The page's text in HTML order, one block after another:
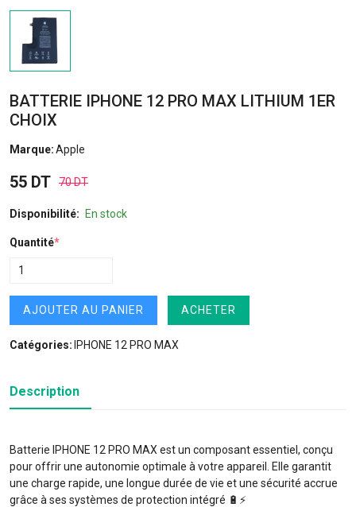
BATTERIE IPHONE 12 PRO MAX LITHIUM 1ER
CHOIX
Marque:Apple
55 DT 70 DT
Disponibilité: En stock
Quantité*
AJOUTER AU PANIER ACHETER
Catégories: IPHONE 12 PRO MAX
Description
Batterie IPHONE 12 PRO MAX est un composant essentiel, conçu
pour offrir une autonomie optimale à votre appareil. Elle garantit
une charge rapide, une longue durée de vie et une sécurité accrue
grâce à ses systèmes de protection intégré 🔋⚡️